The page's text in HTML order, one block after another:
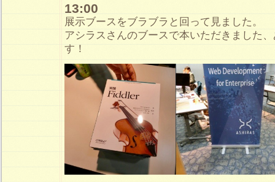
13:00
展示ブースをブラブラと回って見ました。
アシラスさんのブースで本いただきました
す！